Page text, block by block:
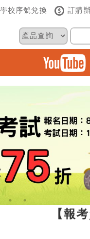
校序號兌換 訂購
報考資訊